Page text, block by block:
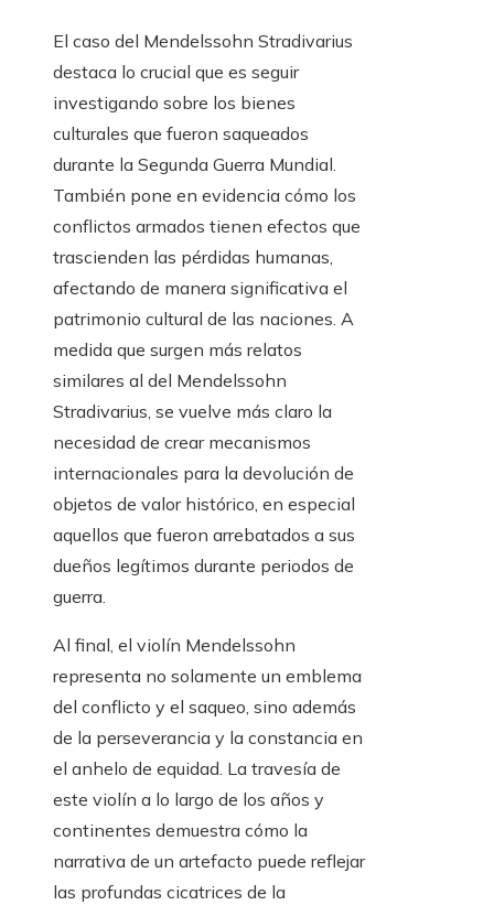
El caso del Mendelssohn Stradivarius
destaca lo crucial que es seguir
investigando sobre los bienes
culturales que fueron saqueados
durante la Segunda Guerra Mundial.
También pone en evidencia cómo los
conflictos armados tienen efectos que
trascienden las pérdidas humanas,
afectando de manera significativa el
patrimonio cultural de las naciones. A
medida que surgen más relatos
similares al del Mendelssohn
Stradivarius, se vuelve más claro la
necesidad de crear mecanismos
internacionales para la devolución de
objetos de valor histórico, en especial
aquellos que fueron arrebatados a sus
dueños legítimos durante periodos de
guerra.
Al final, el violín Mendelssohn
representa no solamente un emblema
del conflicto y el saqueo, sino además
de la perseverancia y la constancia en
el anhelo de equidad. La travesía de
este violín a lo largo de los años y
continentes demuestra cómo la
narrativa de un artefacto puede reflejar
las profundas cicatrices de la